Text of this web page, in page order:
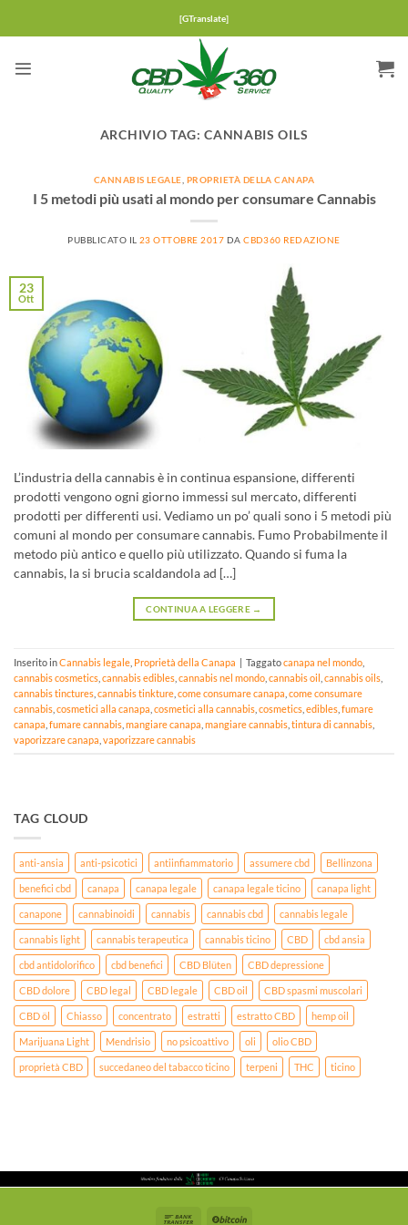
[GTranslate]
ARCHIVIO TAG:CANNABIS OILS
CANNABIS LEGALE PROPRIETÀ DELLA CANAPA
I 5 metodi più usati al mondo per consumare Cannabis
PUBBLICATO IL 23 OTTOBRE 2017 DACBD360 REDAZIONE
23
Ott
L’industria della cannabis è in continua espansione, differenti
prodotti vengono ogni giorno immessi sul mercato, differenti
prodotti per differenti usi. Vediamo un po’ quali sono i 5 metodi più
comuni al mondo per consumare cannabis. Fumo Probabilmente il
metodo più antico e quello più utilizzato. Quando si fuma la
cannabis, la si brucia scaldandola ad […]
CONTINUA A LEGGERE →
Inserito inCannabis legale Proprietà della Canapa | Taggatocanapa nel mondo
cannabis cosmetics cannabis edibles cannabis nel mondo cannabis oil cannabis oils
cannabis tinctures cannabis tinkture come consumare canapa come consumare
cannabis cosmetici alla canapa cosmetici alla cannabis cosmetics edibles fumare
canapa fumare cannabis mangiare canapa mangiare cannabis tintura di cannabis
vaporizzare canapa vaporizzare cannabis
TAG CLOUD
anti-ansia anti-psicotici antiinfiammatorio assumere cbd Bellinzona
benefici cbd canapa canapa legale canapa legale ticino canapa light
canapone cannabinoidi cannabis cannabis cbd cannabis legale
cannabis light cannabis terapeutica cannabis ticino CBD cbd ansia
cbd antidolorifico cbd benefici CBD Blüten CBD depressione
CBD dolore CBD legal CBD legale CBD oil CBD spasmi muscolari
CBD öl Chiasso concentrato estratti estratto CBD hemp oil
Marijuana Light Mendrisio no psicoattivo oli olio CBD
proprietà CBD succedaneo del tabacco ticino terpeni THC ticino
Bank